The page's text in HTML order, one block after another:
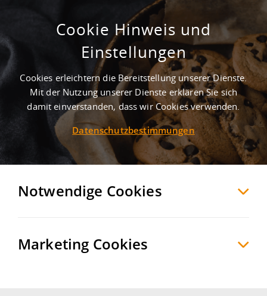
Treffer -
Lagerhalle mieten in Mülheim an der
Ruhr
Mülheim an der Ruhr Hallen/Produktion zur Miete
speichern und automatisch über neue
Objekte informiert werden?
Cookie Hinweis und
Einstellungen
Cookies erleichtern die Bereitstellung unserer Dienste.
Mit der Nutzung unserer Dienste erklären Sie sich
damit einverstanden, dass wir Cookies verwenden.
Datenschutzbestimmungen
Notwendige Cookies
Marketing Cookies